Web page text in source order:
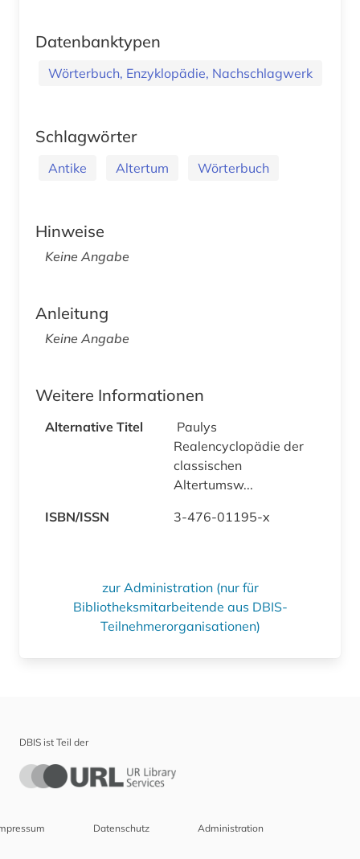
Datenbanktypen
Wörterbuch, Enzyklopädie, Nachschlagwerk
Schlagwörter
Antike Altertum Wörterbuch
Hinweise
Keine Angabe
Anleitung
Keine Angabe
Weitere Informationen
Alternative Titel
Paulys
Realencyclopädie der
classischen
Altertumsw...
ISBN/ISSN
3-476-01195-x
zur Administration (nur für
Bibliotheksmitarbeitende aus DBIS-
Teilnehmerorganisationen)
DBIS ist Teil der
Datenschutz Administration